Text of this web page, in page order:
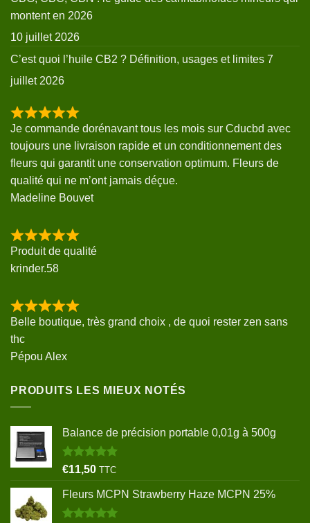
montent en 2026
10 juillet 2026
C’est quoi l’huile CB2 ? Définition, usages et limites 7
juillet 2026
Je commande dorénavant tous les mois sur Cducbd avec
toujours une livraison rapide et un conditionnement des
fleurs qui garantit une conservation optimum. Fleurs de
qualité qui ne m’ont jamais déçue.
Madeline Bouvet
Produit de qualité
krinder.58
Belle boutique, très grand choix , de quoi rester zen sans
thc
Pépou Alex
PRODUITS LES MIEUX NOTÉS
Balance de précision portable 0,01g à 500g
Note5.00
€11,50 TTC
Fleurs MCPN Strawberry Haze MCPN 25%